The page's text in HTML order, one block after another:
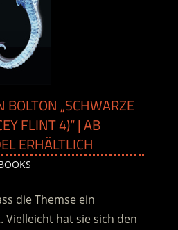
BOLTON „SCHWARZE
FLINT 4)“ | AB
ERHÄLTLICH
die Themse ein
Vielleicht hat sie sich den